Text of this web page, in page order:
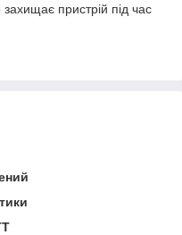
пристрій під час